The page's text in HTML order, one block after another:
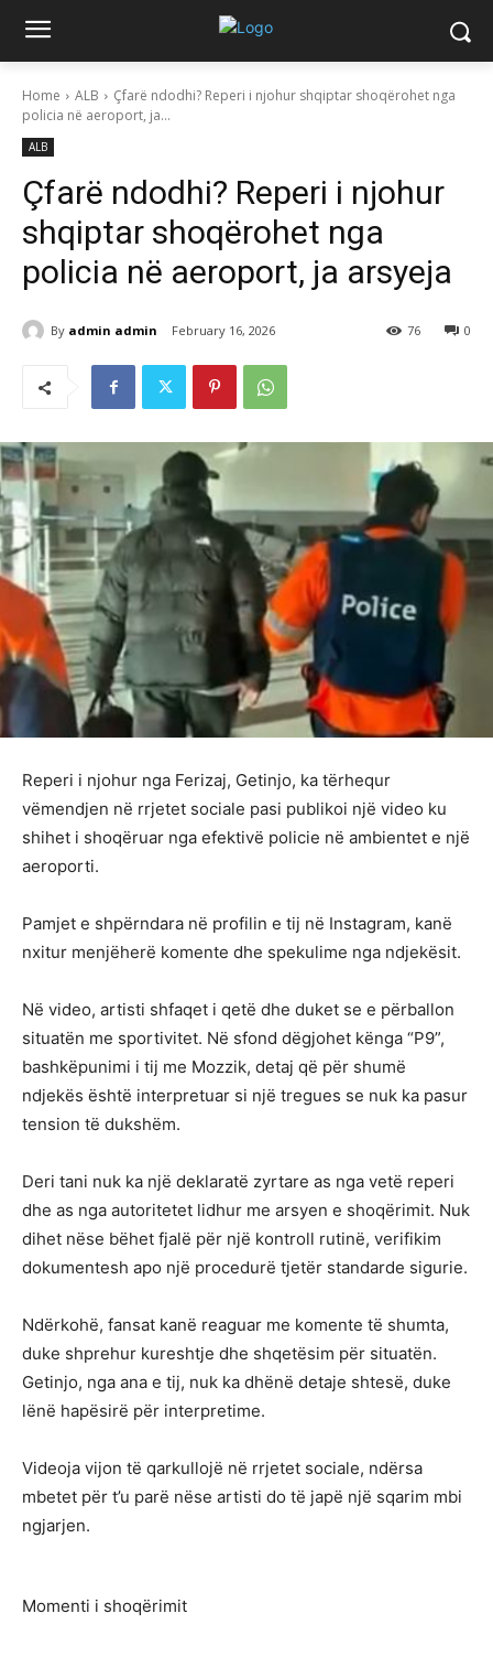
Home ALB
Çfarë ndodhi? Reperi i njohur shqiptar shoqërohet nga
policia në aeroport, ja...
ALB
Çfarë ndodhi? Reperi i njohur
shqiptar shoqërohet nga
policia në aeroport, ja arsyeja
By admin admin February 16, 2026 0
76
Reperi i njohur nga Ferizaj, Getinjo, ka tërhequr
vëmendjen në rrjetet sociale pasi publikoi një video ku
shihet i shoqëruar nga efektivë policie në ambientet e një
aeroporti.
Pamjet e shpërndara në profilin e tij në Instagram, kanë
nxitur menjëherë komente dhe spekulime nga ndjekësit.
Në video, artisti shfaqet i qetë dhe duket se e përballon
situatën me sportivitet. Në sfond dëgjohet kënga “P9”,
bashkëpunimi i tij me Mozzik, detaj që për shumë
ndjekës është interpretuar si një tregues se nuk ka pasur
tension të dukshëm.
Deri tani nuk ka një deklaratë zyrtare as nga vetë reperi
dhe as nga autoritetet lidhur me arsyen e shoqërimit. Nuk
dihet nëse bëhet fjalë për një kontroll rutinë, verifikim
dokumentesh apo një procedurë tjetër standarde sigurie.
Ndërkohë, fansat kanë reaguar me komente të shumta,
duke shprehur kureshtje dhe shqetësim për situatën.
Getinjo, nga ana e tij, nuk ka dhënë detaje shtesë, duke
lënë hapësirë për interpretime.
Videoja vijon të qarkullojë në rrjetet sociale, ndërsa
mbetet për t’u parë nëse artisti do të japë një sqarim mbi
ngjarjen.
Momenti i shoqërimit